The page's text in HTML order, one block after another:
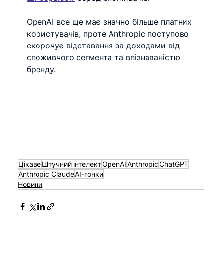
OpenAI все ще має значно більше платних
користувачів, проте Anthropic поступово
скорочує відставання за доходами від
споживчого сегмента та впізнаваністю
бренду.
ЦікавеШтучний інтелектOpenAIAnthropicChatGPT
Anthropic ClaudeAI-гонки
Новини